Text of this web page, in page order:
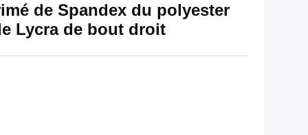
de Spandex du polyester
Lycra de bout droit